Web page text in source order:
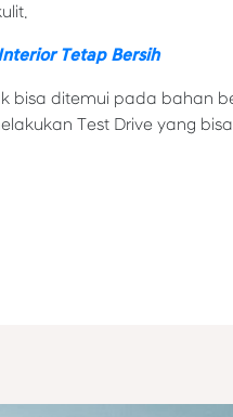
Tetap Bersih
bisa ditemui pada bahan
Test Drive yang